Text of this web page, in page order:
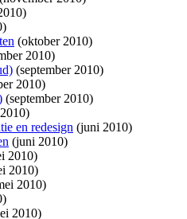
(oktober 2010)
2010)
(september 2010)
2010)
(september 2010)
en redesign (juni 2010)
(juni 2010)
2010)
2010)
2010)
2010)